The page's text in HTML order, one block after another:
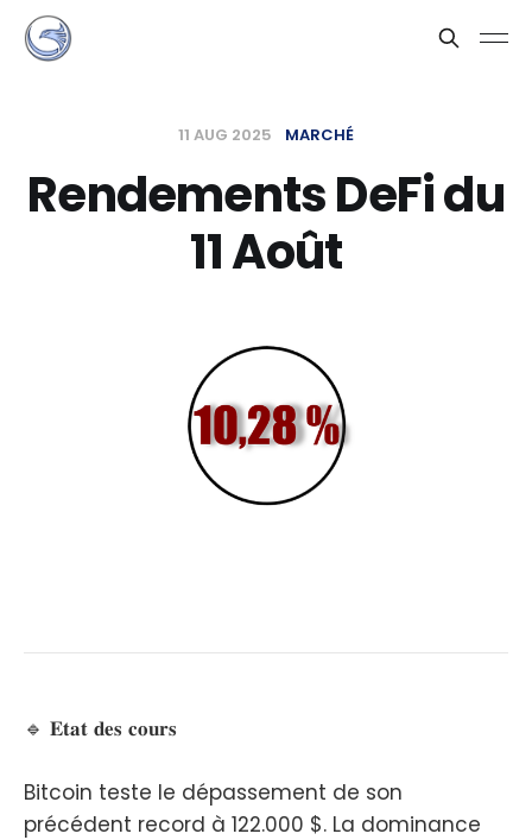
11 AUG 2025 MARCHÉ
Rendements DeFi du
11 Août
🔹 𝐄𝐭𝐚𝐭 𝐝𝐞𝐬 𝐜𝐨𝐮𝐫𝐬
Bitcoin teste le dépassement de son
précédent record à 122.000 $. La dominance